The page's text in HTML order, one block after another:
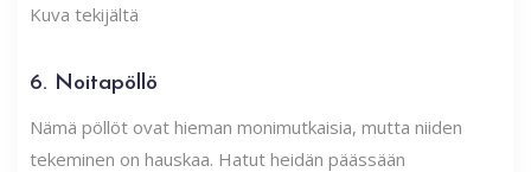
Kuva tekijältä
6. Noitapöllö
Nämä pöllöt ovat hieman monimutkaisia, mutta niiden
tekeminen on hauskaa. Hatut heidän päässään